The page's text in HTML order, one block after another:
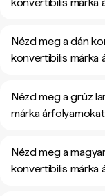
Nézd meg a dán
konvertibilis márka
Nézd meg a grúz
márka árfolyamokat
Nézd meg a
konvertibilis márka